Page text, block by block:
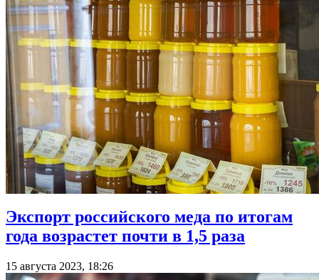
Экспорт российского меда по итогам
года возрастет почти в 1,5 раза
15 августа 2023, 18:26